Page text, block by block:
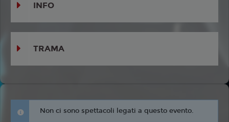
INFO
TRAMA
Non ci sono spettacoli legati a questo evento.